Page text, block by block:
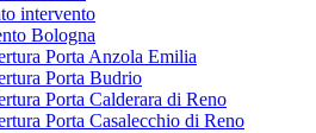
intervento
Bologna
Porta Anzola Emilia
Porta Budrio
Porta Calderara di Reno
Porta Casalecchio di Reno